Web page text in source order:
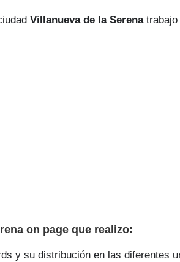
Villanueva de la Serenatrabajo
on page que realizo:
y su distribución en las diferentes